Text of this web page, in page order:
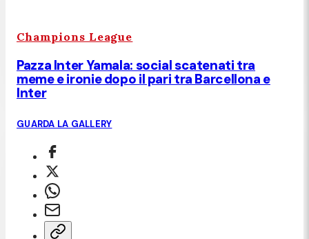
Champions League
Pazza Inter Yamala: social scatenati tra
meme e ironie dopo il pari tra Barcellona e
Inter
GUARDA LA GALLERY